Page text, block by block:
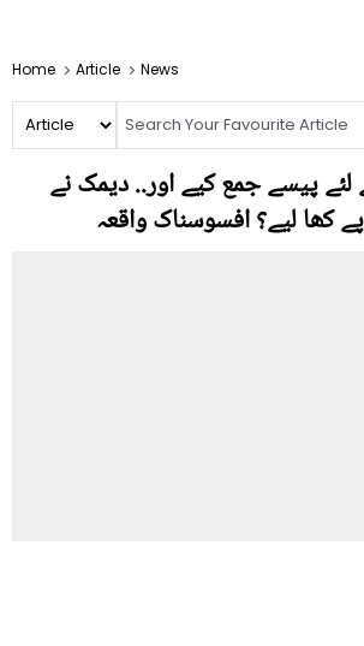
Home Article News
پیسے جمع کیے اور.. دیمک نے
کھا لیے؟ افسوسناک واقعہ